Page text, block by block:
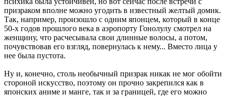
призраком вполне можно угодить в известный желтый домик.
Так, например, произошло с одним японцем, который в конце
50-х годов прошлого века в аэропорту Гонолулу смотрел на
женщину, что расчесывала свои длинные волосы, а потом,
почувствовав его взгляд, повернулась к нему... Вместо лица у
нее была пустота.
Ну и, конечно, столь необычный призрак никак не мог обойти
стороной искусство, поэтому он прочно закрепился как в
японских аниме и манге, так и за границей, где его можно